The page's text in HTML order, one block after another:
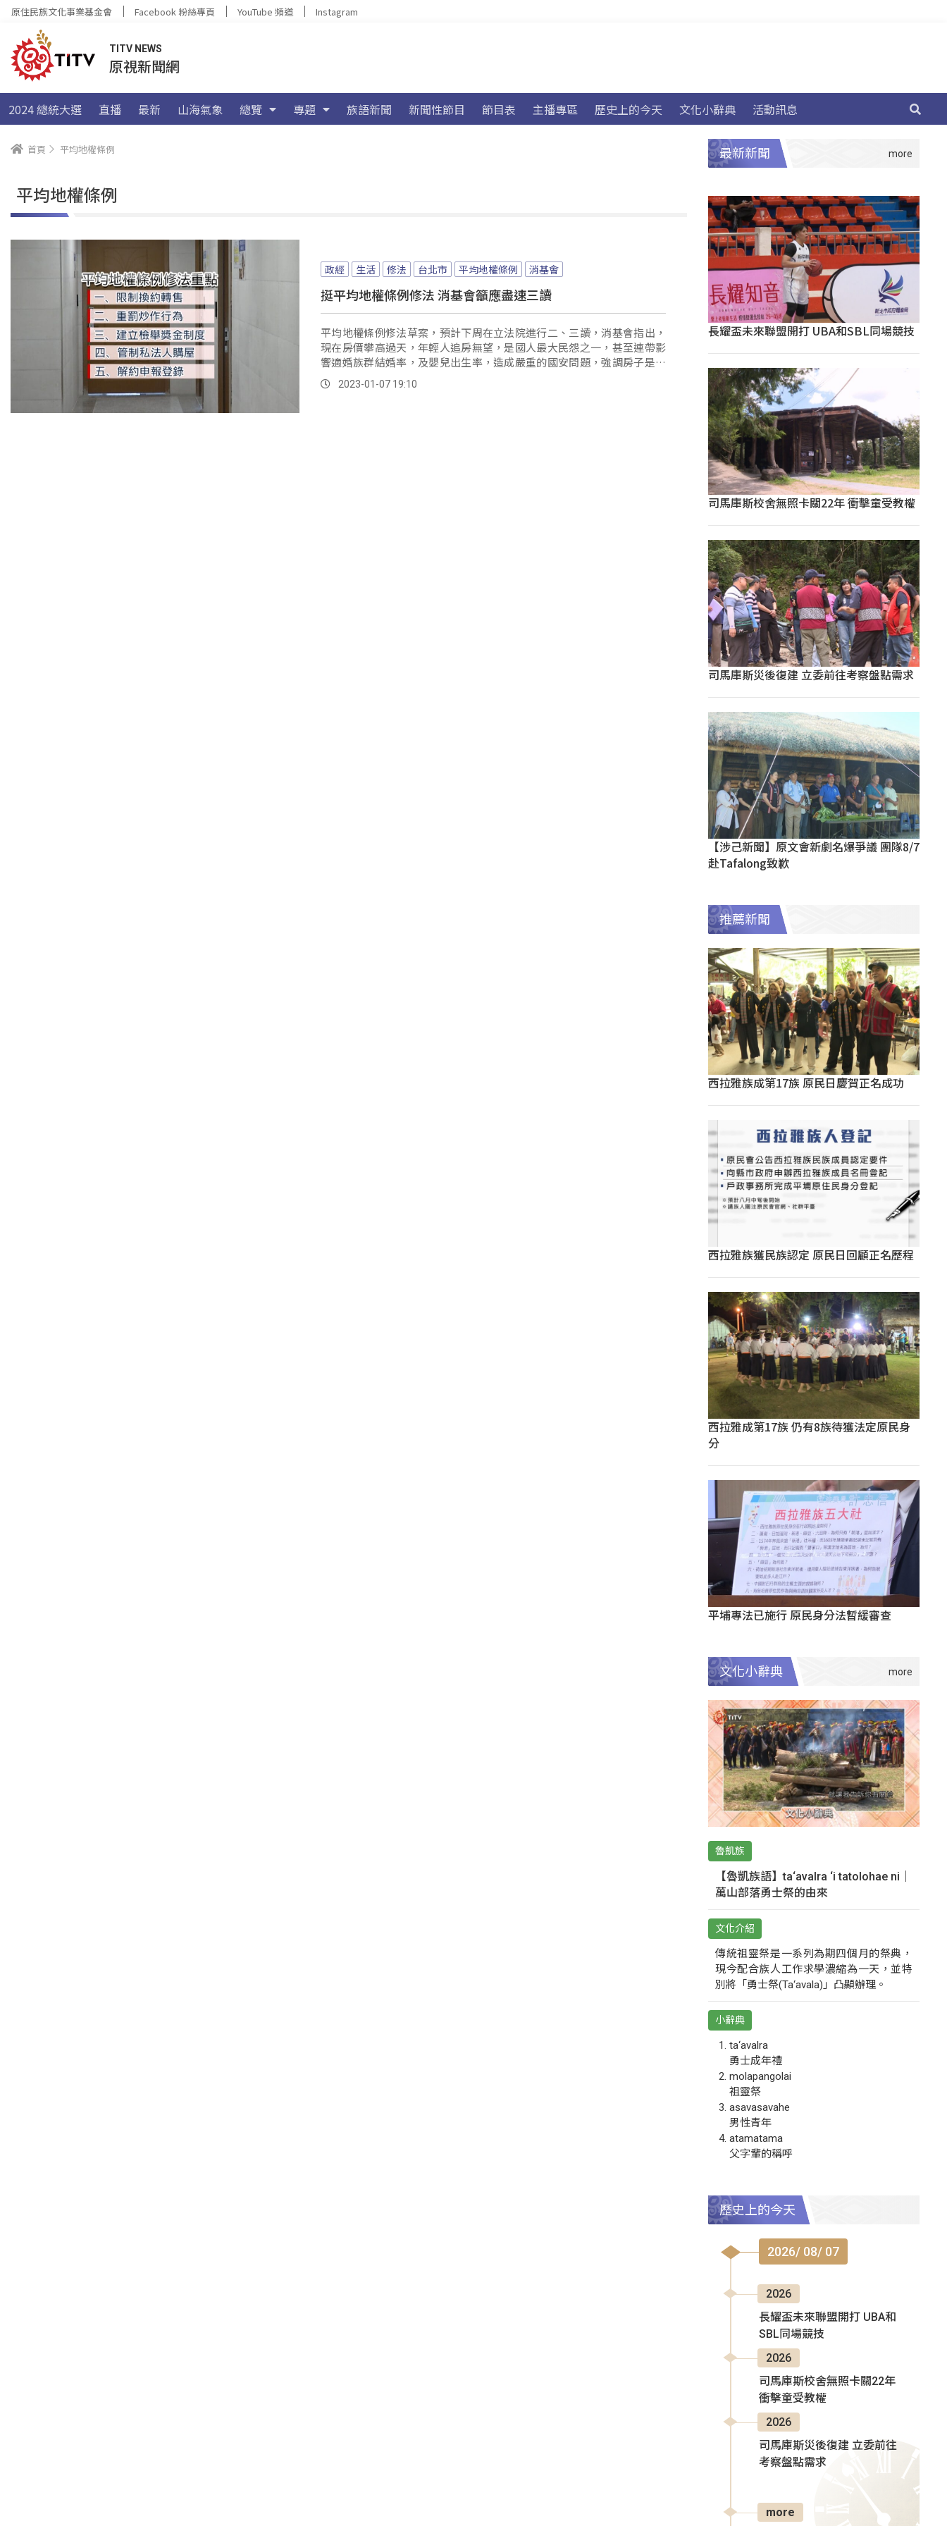
原住民族文化事業基金會 Facebook 粉絲專頁 YouTube 頻道 Instagram
TITV NEWS
原視新聞網
2024 總統大選 直播 最新 山海氣象 總覽 專題 族語新聞 新聞性節目 節目表 主播專區 歷史上的今天 文化小辭典 活動訊息
首頁 平均地權條例
平均地權條例
政經 生活 修法 台北市 平均地權條例 消基會
挺平均地權條例修法 消基會籲應盡速三讀
平均地權條例修法草案，預計下周在立法院進行二、三讀，消基會指出，
現在房價攀高過天，年輕人追房無望，是國人最大民怨之一，甚至連帶影
響適婚族群結婚率，及嬰兒出生率，造成嚴重的國安問題，強調房子是買
來住的，不該淪為投資炒作工具。
2023-01-07 19:10
最新新聞
長耀盃未來聯盟開打 UBA和SBL同場競技
司馬庫斯校舍無照卡關22年 衝擊童受教權
司馬庫斯災後復建 立委前往考察盤點需求
【涉己新聞】原文會新劇名爆爭議 團隊8/7
赴Tafalong致歉
推薦新聞
西拉雅族成第17族 原民日慶賀正名成功
西拉雅族獲民族認定 原民日回顧正名歷程
西拉雅成第17族 仍有8族待獲法定原民身
分
平埔專法已施行 原民身分法暫緩審查
文化小辭典
魯凱族
【魯凱族語】ta‘avalra ‘i tatolohae ni｜
萬山部落勇士祭的由來
文化介紹
傳統祖靈祭是一系列為期四個月的祭典，
現今配合族人工作求學濃縮為一天，並特
別將「勇士祭(Ta‘avala)」凸顯辦理。
小辭典
ta‘avalra
勇士成年禮
molapangolai
祖靈祭
asavasavahe
男性青年
atamatama
父字輩的稱呼
歷史上的今天
2026/ 08/ 07
2026
長耀盃未來聯盟開打 UBA和
SBL同場競技
2026
司馬庫斯校舍無照卡關22年
衝擊童受教權
2026
司馬庫斯災後復建 立委前往
考察盤點需求
more